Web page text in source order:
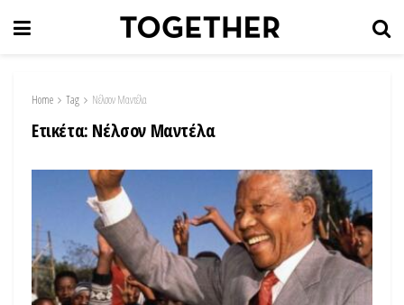
Home Tag Νέλσον Μαντέλα
Ετικέτα: Νέλσον Μαντέλα